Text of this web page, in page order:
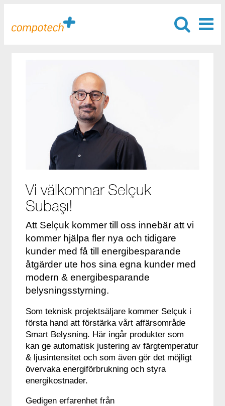
Vi välkomnar Selçuk
Subaşı!
Att Selçuk kommer till oss innebär att vi
kommer hjälpa fler nya och tidigare
kunder med få till energibesparande
åtgärder ute hos sina egna kunder med
modern & energibesparande
belysningsstyrning.
Som teknisk projektsäljare kommer Selçuk i
första hand att förstärka vårt affärsområde
Smart Belysning. Här ingår produkter som
kan ge automatisk justering av färgtemperatur
& ljusintensitet och som även gör det möjligt
övervaka energiförbrukning och styra
energikostnader.
Gedigen erfarenhet från